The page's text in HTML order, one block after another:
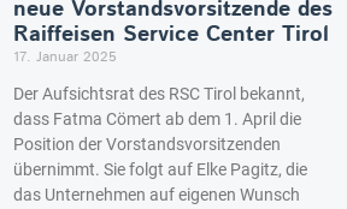
neue Vorstandsvorsitzende des
Raiffeisen Service Center Tirol
17. Januar 2025
Der Aufsichtsrat des RSC Tirol bekannt,
dass Fatma Cömert ab dem 1. April die
Position der Vorstandsvorsitzenden
übernimmt. Sie folgt auf Elke Pagitz, die
das Unternehmen auf eigenen Wunsch